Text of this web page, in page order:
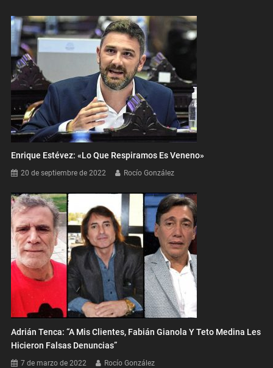
Enrique Estévez: «Lo Que Respiramos Es Veneno»
20 de septiembre de 2022 Rocío González
Adrián Tenca: “A Mis Clientes, Fabián Gianola Y Teto Medina Les
Hicieron Falsas Denuncias”
7 de marzo de 2022 Rocío González